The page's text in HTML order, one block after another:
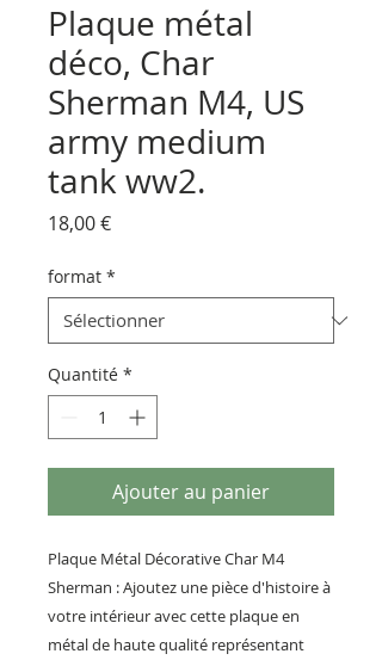
Plaque métal
déco, Char
Sherman M4, US
army medium
tank ww2.
18,00 €Prix
format *
Quantité *
Ajouter au panier
Plaque Métal Décorative Char M4
Sherman : Ajoutez une pièce d'histoire à
votre intérieur avec cette plaque en
métal de haute qualité représentant